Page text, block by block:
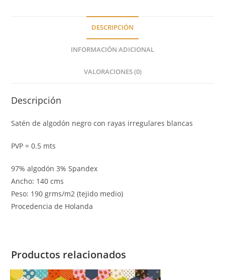
DESCRIPCIÓN
INFORMACIÓN ADICIONAL
VALORACIONES (0)
Descripción
Satén de algodón negro con rayas irregulares blancas
PVP = 0.5 mts
97% algodón 3% Spandex
Ancho: 140 cms
Peso: 190 grms/m2 (tejido medio)
Procedencia de Holanda
Productos relacionados